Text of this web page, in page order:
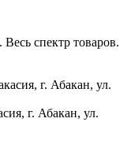
спектр товаров.
г. Абакан, ул.